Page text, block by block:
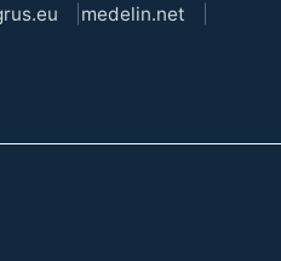
medelin.net